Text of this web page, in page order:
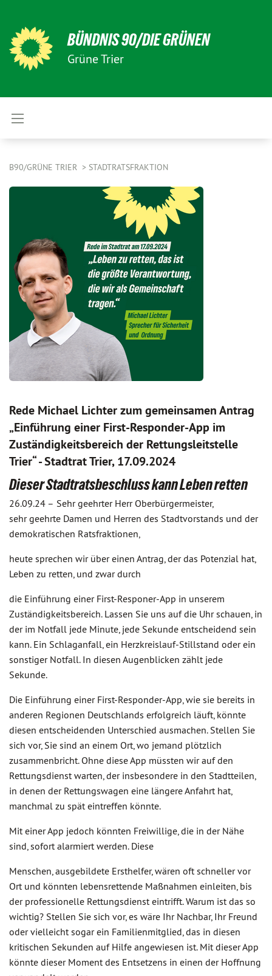
BÜNDNIS 90/DIE GRÜNEN
Grüne Trier
B90/GRÜNE TRIER STADTRATSFRAKTION
Rede Michael Lichter zum gemeinsamen Antrag
„Einführung einer First-Responder-App im
Zuständigkeitsbereich der Rettungsleitstelle
Trier“ - Stadtrat Trier, 17.09.2024
Dieser Stadtratsbeschluss kann Leben retten
26.09.24 – Sehr geehrter Herr Oberbürgermeister,
sehr geehrte Damen und Herren des Stadtvorstands und der
demokratischen Ratsfraktionen,
heute sprechen wir über einen Antrag, der das Potenzial hat,
Leben zu retten, und zwar durch
die Einführung einer First-Responer-App in unserem
Zuständigkeitsbereich. Lassen Sie uns auf die Uhr schauen, in
der im Notfall jede Minute, jede Sekunde entscheidend sein
kann. Ein Schlaganfall, ein Herzkreislauf-Stillstand oder ein
sonstiger Notfall. In diesen Augenblicken zählt jede
Sekunde.
Die Einführung einer First-Responder-App, wie sie bereits in
anderen Regionen Deutschlands erfolgreich läuft, könnte
diesen entscheidenden Unterschied ausmachen. Stellen Sie
sich vor, Sie sind an einem Ort, wo jemand plötzlich
zusammenbricht. Ohne diese App müssten wir auf den
Rettungsdienst warten, der insbesondere in den Stadtteilen,
in denen der Rettungswagen eine längere Anfahrt hat,
manchmal zu spät eintreffen könnte.
Mit einer App jedoch könnten Freiwillige, die in der Nähe
sind, sofort alarmiert werden. Diese
Menschen, ausgebildete Ersthelfer, wären oft schneller vor
Ort und könnten lebensrettende Maßnahmen einleiten, bis
der professionelle Rettungsdienst eintrifft. Warum ist das so
wichtig? Stellen Sie sich vor, es wäre Ihr Nachbar, Ihr Freund
oder vielleicht sogar ein Familienmitglied, das in diesen
kritischen Sekunden auf Hilfe angewiesen ist. Mit dieser App
könnte dieser Moment des Entsetzens in einen der Hoffnung